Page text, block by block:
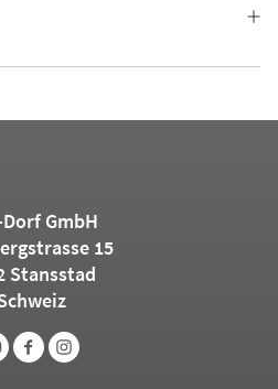
GmbH
15
Stansstad